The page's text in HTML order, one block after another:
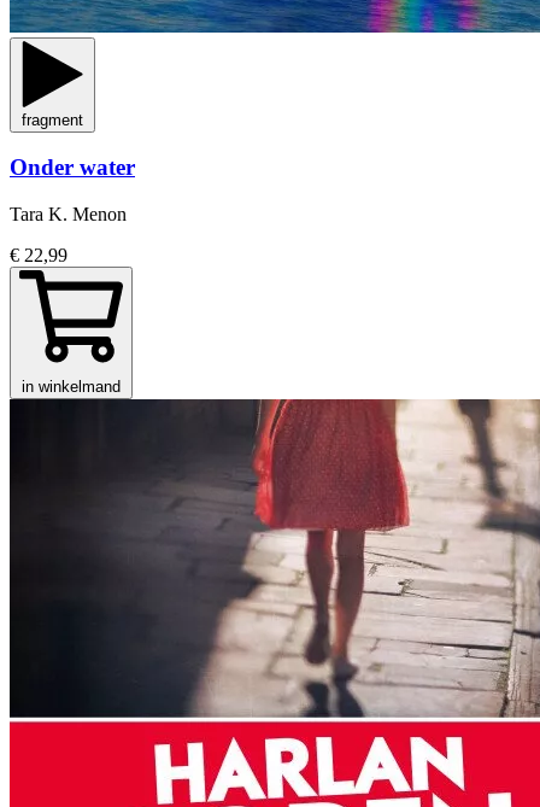
fragment
Onder water
Tara K. Menon
€ 22,99
in winkelmand